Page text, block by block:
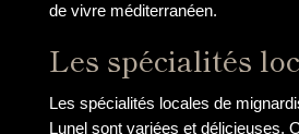
de vivre méditerranéen.
Les spécialités
Les spécialités locales de
Lunel sont variées et délicieuses.